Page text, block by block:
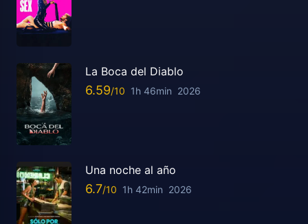
La Boca del Diablo
6.59 1h 46min 2026
Una noche al año
6.7 1h 42min 2026